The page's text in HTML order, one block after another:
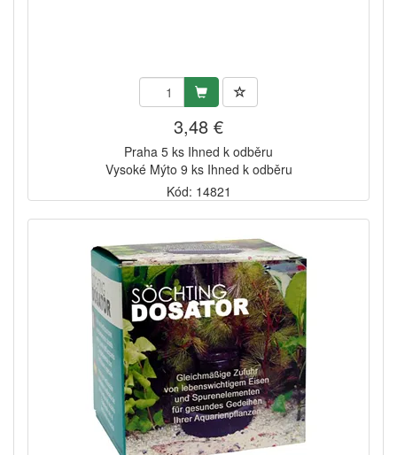
3,48 €
Praha 5 ks Ihned k odběru
Vysoké Mýto 9 ks Ihned k odběru
Kód: 14821